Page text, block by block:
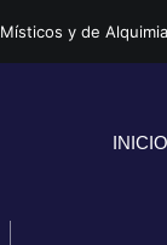
y de Alquimia
INICIO